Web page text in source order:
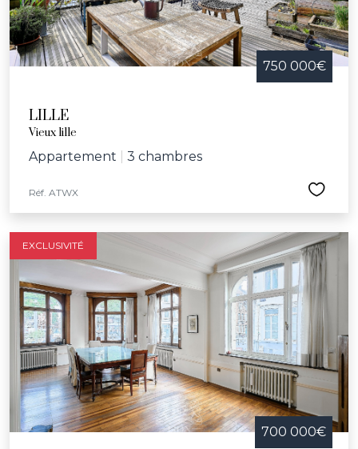
750 000€
LILLE
Vieux lille
Appartement 3 chambres
Réf. ATWX
EXCLUSIVITÉ
700 000€